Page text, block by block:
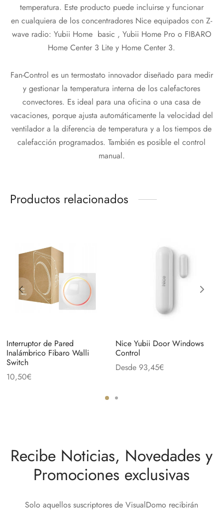
temperatura. Este producto puede incluirse y funcionar
en cualquiera de los concentradores Nice equipados con Z-
wave radio: Yubii Home basic , Yubii Home Pro o FIBARO
Home Center 3 Lite y Home Center 3.
Fan-Control es un termostato innovador diseñado para medir
y gestionar la temperatura interna de los calefactores
convectores. Es ideal para una oficina o una casa de
vacaciones, porque ajusta automáticamente la velocidad del
ventilador a la diferencia de temperatura y a los tiempos de
calefacción programados. También es posible el control
manual.
Productos relacionados
Interruptor de Pared
Inalámbrico Fibaro Walli
Switch
10,50€
Nice Yubii Door Windows
Control
Desde 93,45€
Recibe Noticias, Novedades y
Promociones exclusivas
Solo aquellos suscriptores de VisualDomo recibirán